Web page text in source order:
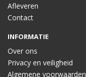
Afleveren
Contact
INFORMATIE
Over ons
Privacy en veiligheid
Algemene voorwaarden